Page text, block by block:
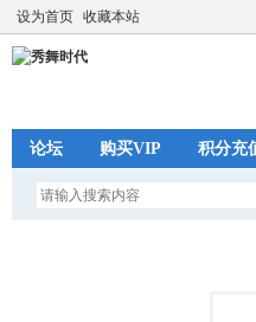
设为首页 收藏本站
论坛 购买VIP 积分充